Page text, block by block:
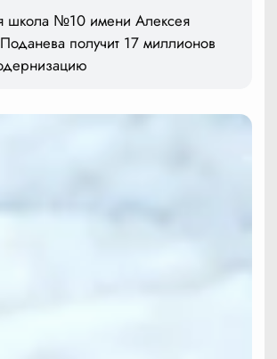
школа №10 имени Алексея
получит 17 миллионов